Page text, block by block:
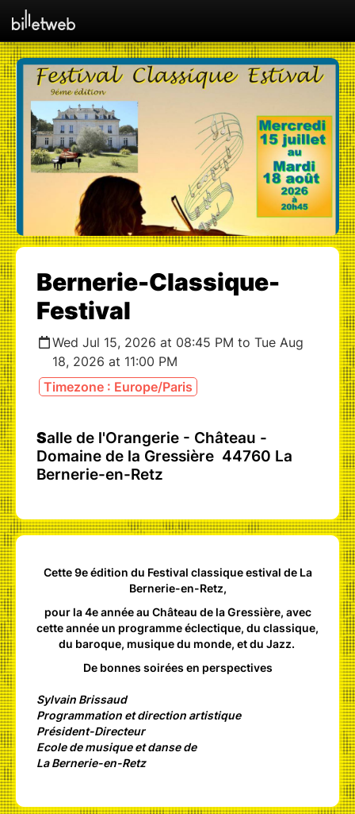
Bernerie-Classique-
Festival
Wed Jul 15, 2026 at 08:45 PM to Tue Aug
18, 2026 at 11:00 PM
Timezone : Europe/Paris
Salle de l'Orangerie - Château -
Domaine de la Gressière 44760 La
Bernerie-en-Retz
Cette 9e édition du Festival classique estival de La
Bernerie-en-Retz,
pour la 4e année au Château de la Gressière, avec
cette année un programme éclectique, du classique,
du baroque, musique du monde, et du Jazz.
De bonnes soirées en perspectives
Sylvain Brissaud
Programmation et direction artistique
Président-Directeur
Ecole de musique et danse de
La Bernerie-en-Retz